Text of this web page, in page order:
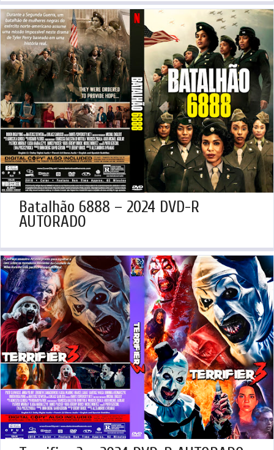
Batalhão 6888 – 2024 DVD-R
AUTORADO